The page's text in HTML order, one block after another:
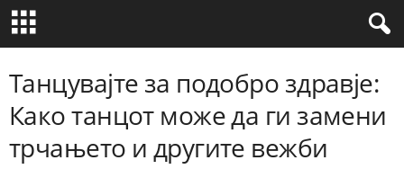
Танцувајте за подобро здравје:
Како танцот може да ги замени
трчањето и другите вежби